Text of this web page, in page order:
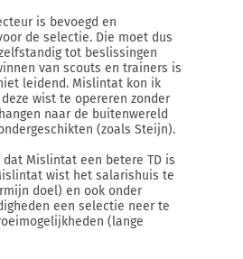
is bevoegd en
de selectie. Die moet dus
tot beslissingen
van scouts en trainers is
leidend. Mislintat kon ik
wist te opereren zonder
naar de buitenwereld
(zoals Steijn).
dat Mislintat een betere TD is
wist het salarishuis te
doel) en ook onder
een selectie neer te
(lange